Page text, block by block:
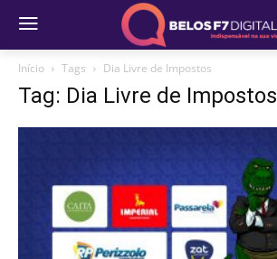
Início Tags Dia Livre de Impostos
Tag: Dia Livre de Impostos